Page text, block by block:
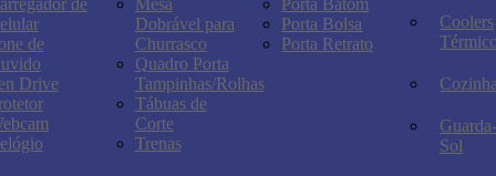
de
Drive
Dobrável para
Churrasco
Quadro Porta
Tampinhas/Rolhas
Tábuas de
Corte
Trenas
Porta Bolsa
Porta Retrato
Coolers
Sol